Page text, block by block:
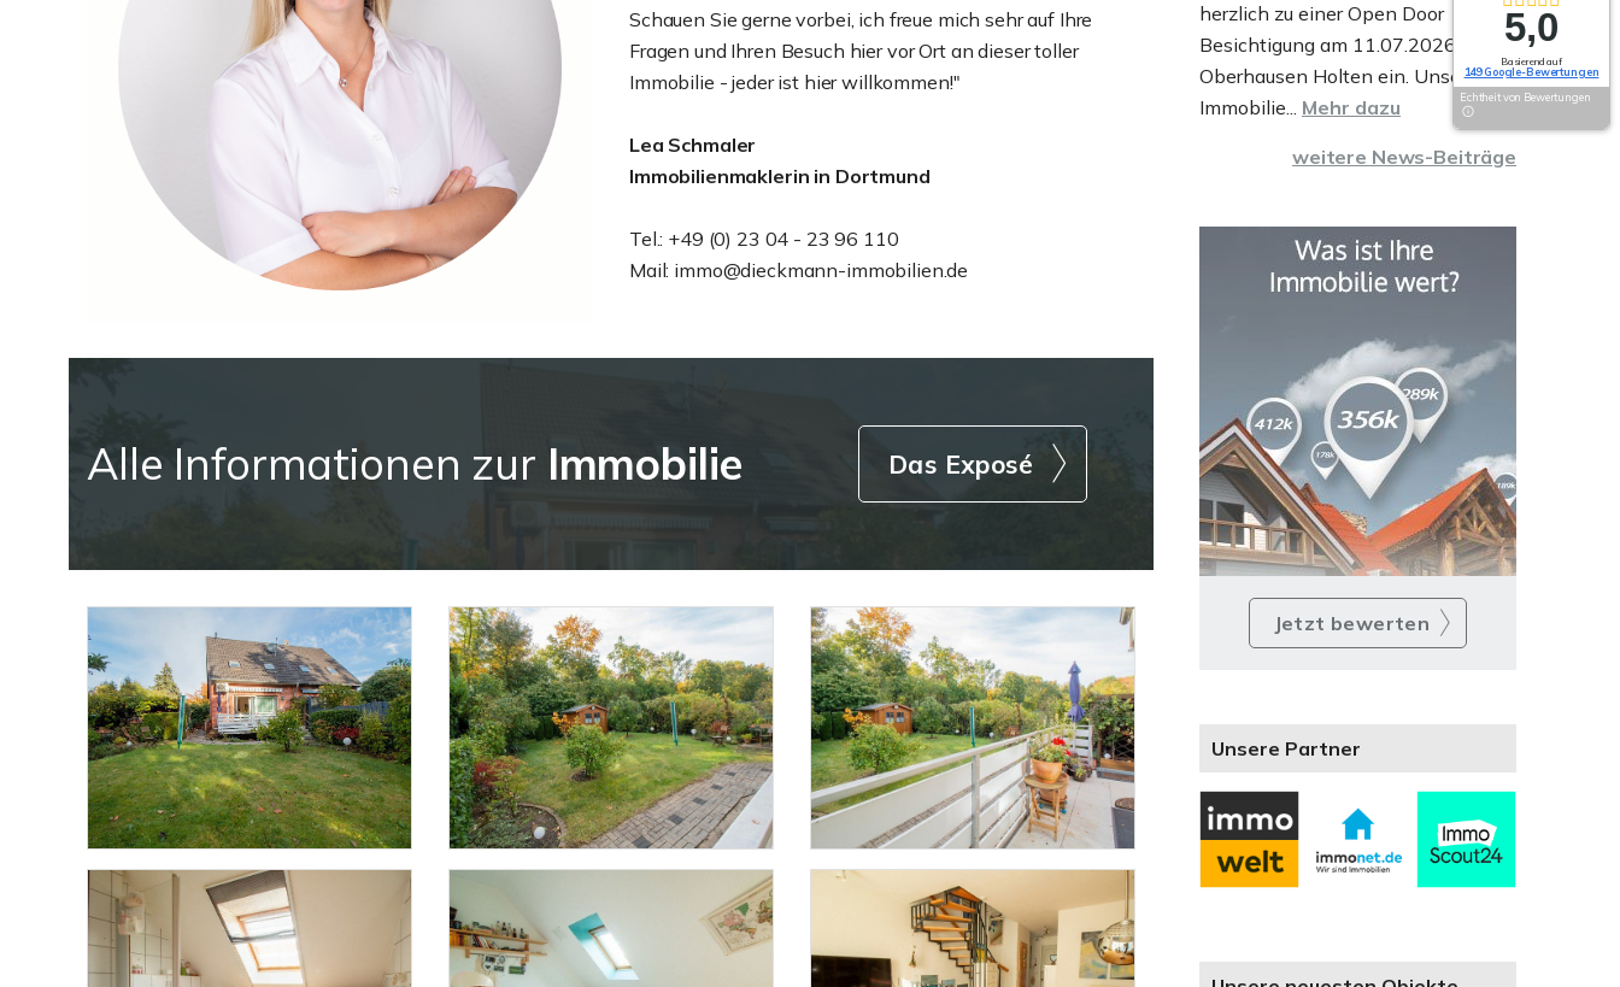
Schauen Sie gerne vorbei, ich freue mich sehr auf Ihre
Fragen und Ihren Besuch hier vor Ort an dieser toller
Immobilie - jeder ist hier willkommen!"
Lea Schmaler
Immobilienmaklerin in Dortmund
Tel.: +49 (0) 23 04 - 23 96 110
Mail: immo@dieckmann-immobilien.de
Alle Informationen zur Immobilie Das Exposé
herzlich zu einer Open Door
Besichtigung am 11.07.2026 in
Oberhausen Holten ein. Unser
Immobilie... Mehr dazu
weitere News-Beiträge
Jetzt bewerten
Unsere Partner
5,0
Basierend auf
149 Google-Bewertungen
Echtheit von Bewertungen